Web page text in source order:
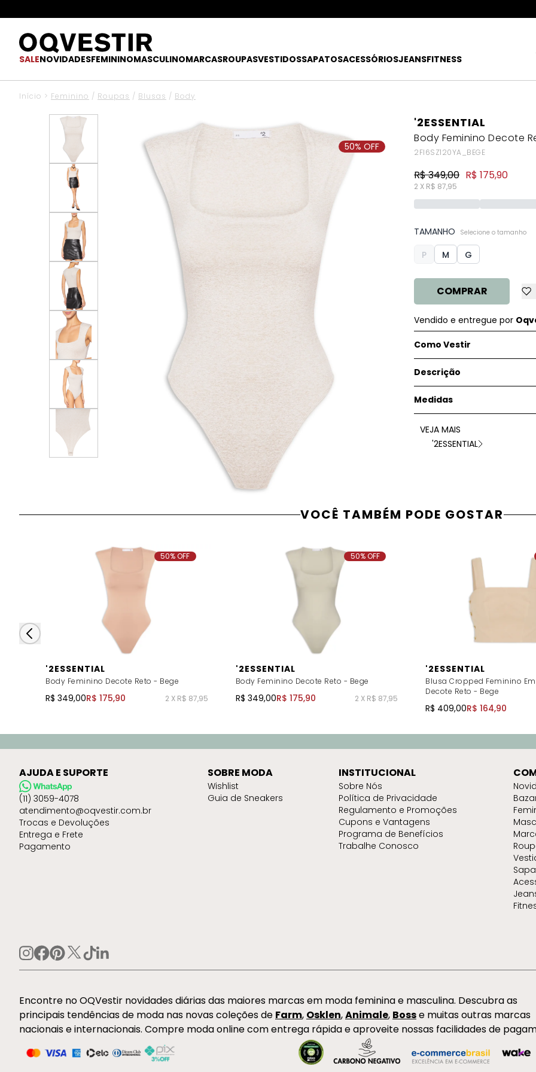
SALENOVIDADESFEMININOMASCULINOMARCASROUPASVESTIDOSSAPATOSACESSÓRIOSJEANSFITNESS
Início > Feminino / Roupas / Blusas / Body
50% OFF
'2ESSENTIAL
Body Feminino Decote
2FI6SZ120YA_BEGE
R$ 349,00 R$ 175,90
2 X R$ 87,95
TAMANHO Selecione o tamanho
P M G
COMPRAR
Vendido e entregue por
Como Vestir
Descrição
Medidas
VEJA MAIS
'2ESSENTIAL
VOCÊ TAMBÉM PODE GOSTAR
'2ESSENTIAL
Body Feminino Decote Reto - Bege
R$ 349,00R$ 175,90 2 X R$ 87,95
50% OFF
'2ESSENTIAL
Body Feminino Decote Reto - Bege
R$ 349,00R$ 175,90 2 X R$ 87,95
50% OFF
'2ESSENTIAL
Blusa Cropped Feminino
Decote Reto - Bege
R$ 409,00R$ 164,90
AJUDA E SUPORTE
(11) 3059-4078
atendimento@oqvestir.com.br
Trocas e Devoluções
Entrega e Frete
Pagamento
SOBRE MODA
Wishlist
Guia de Sneakers
INSTITUCIONAL
Sobre Nós
Política de Privacidade
Regulamento e Promoções
Cupons e Vantagens
Programa de Benefícios
Trabalhe Conosco
Encontre no OQVestir novidades diárias das maiores marcas em moda feminina e masculina. Descubra as
principais tendências de moda nas novas coleções de Farm, Osklen,Animale, Bosse muitas outras marcas
nacionais e internacionais. Compre moda online com entrega rápida e aproveite nossas facilidades de